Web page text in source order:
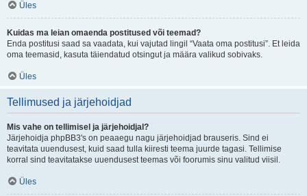
Üles
Kuidas ma leian omaenda postitused või teemad?
Enda postitusi saad sa vaadata, kui vajutad lingil “Vaata oma postitusi”. Et leida
oma teemasid, kasuta täiendatud otsingut ja määra valikud sobivaks.
Üles
Tellimused ja järjehoidjad
Mis vahe on tellimisel ja järjehoidjal?
Järjehoidja phpBB3's on peaaegu nagu järjehoidjad brauseris. Sind ei
teavitata uuendusest, kuid saad tulla kiiresti teema juurde tagasi. Tellimise
korral sind teavitatakse uuendusest teemas või foorumis sinu valitud viisil.
Üles